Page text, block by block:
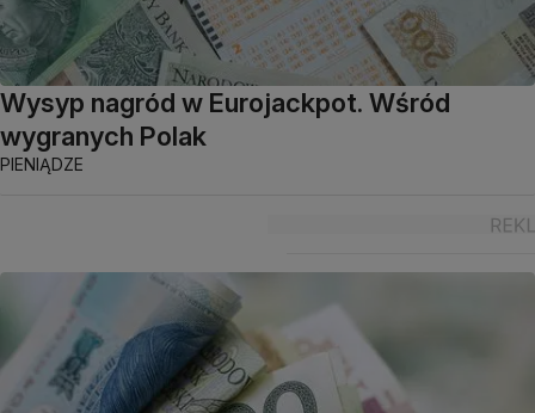
Wysyp nagród w Eurojackpot. Wśród
wygranych Polak
PIENIĄDZE